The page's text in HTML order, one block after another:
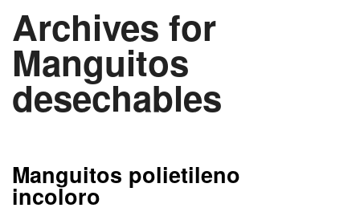
Archives for
Manguitos
desechables
Manguitos polietileno
incoloro